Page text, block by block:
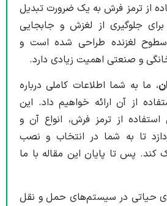
از ترمز فرش به یک ضرورت تبدیل
جلوگیری از لغزش و جابجایی
لغزنده طراحی شده است و
و صنعتی اهمیت زیادی دارد.
، ما به شما اطلاعات کاملی درباره
از آن ارائه خواهیم داد. این
استفاده از ترمز فرش، انواع آن و
تا به شما در انتخاب و نصب
کند. پس تا پایان این مقاله با ما
حیاتی در سیستم‌های حمل و نقل